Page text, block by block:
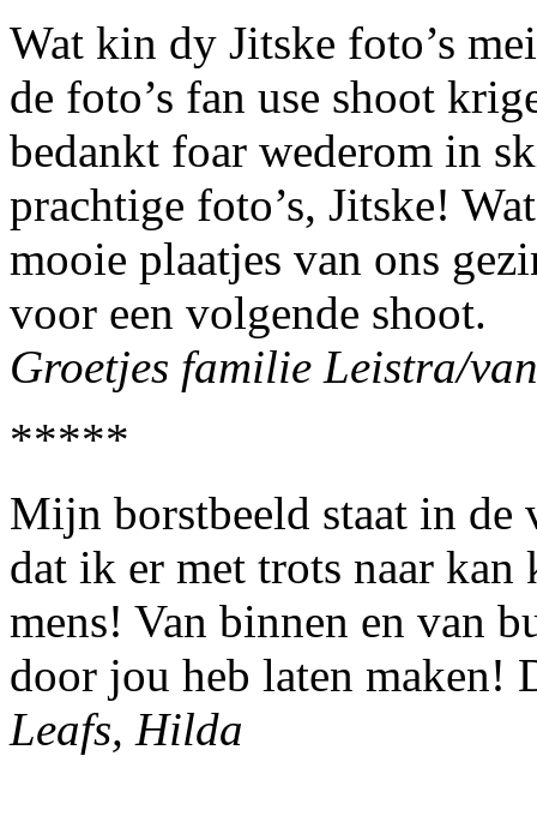
Wat kin dy Jitske foto’s
de foto’s fan use shoot
bedankt foar wederom in
prachtige foto’s, Jitske!
mooie plaatjes van ons
voor een volgende shoot.
Groetjes familie Leistra/
*****
Mijn borstbeeld staat in de
dat ik er met trots naar
mens! Van binnen en van
door jou heb laten maken!
Leafs, Hilda